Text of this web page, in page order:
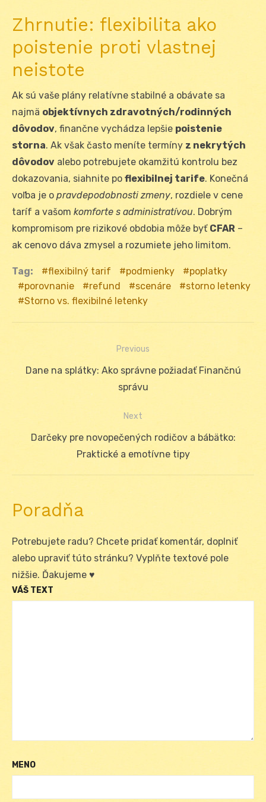
Zhrnutie: flexibilita ako
poistenie proti vlastnej
neistote
Ak sú vaše plány relatívne stabilné a obávate sa
najmä objektívnych zdravotných/rodinných
dôvodov, finančne vychádza lepšie poistenie
storna. Ak však často meníte termíny z nekrytých
dôvodov alebo potrebujete okamžitú kontrolu bez
dokazovania, siahnite po flexibilnej tarife. Konečná
voľba je o pravdepodobnosti zmeny, rozdiele v cene
taríf a vašom komforte s administratívou. Dobrým
kompromisom pre rizikové obdobia môže byť CFAR –
ak cenovo dáva zmysel a rozumiete jeho limitom.
Tag: flexibilný tarif podmienky
poplatky
porovnanie
refund scenáre
storno letenky
Storno vs. flexibilné letenky
Navigácia
Previous
Previous
Dane na splátky: Ako správne požiadať Finančnú
správu
Next
NextDarčeky pre novopečených rodičov a bábätko:
Praktické a emotívne tipy
Poradňa
Potrebujete radu? Chcete pridať komentár, doplniť
alebo upraviť túto stránku? Vyplňte textové pole
nižšie. Ďakujeme ♥
VÁŠ TEXT
MENO